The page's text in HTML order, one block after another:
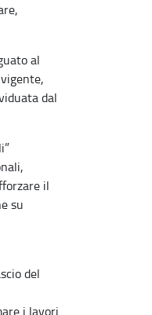
al
dal
il
su
del
i lavori